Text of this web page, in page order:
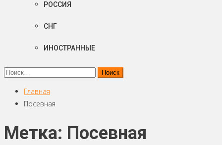
РОССИЯ
СНГ
ИНОСТРАННЫЕ
Найти:
Главная
Посевная
Метка: Посевная